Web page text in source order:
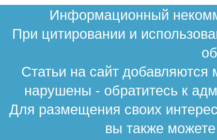
Информационный
При цитировании и
Статьи на сайт
нарушены - обратитесь к
Для размещения своих
вы также